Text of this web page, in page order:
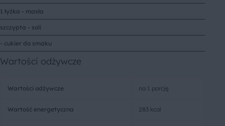
1 łyżka - masła
szczypta - soli
- cukier do smaku
Wartości odżywcze
Wartości odżywcze na 1 porcję
Wartość energetyczna 283 kcal